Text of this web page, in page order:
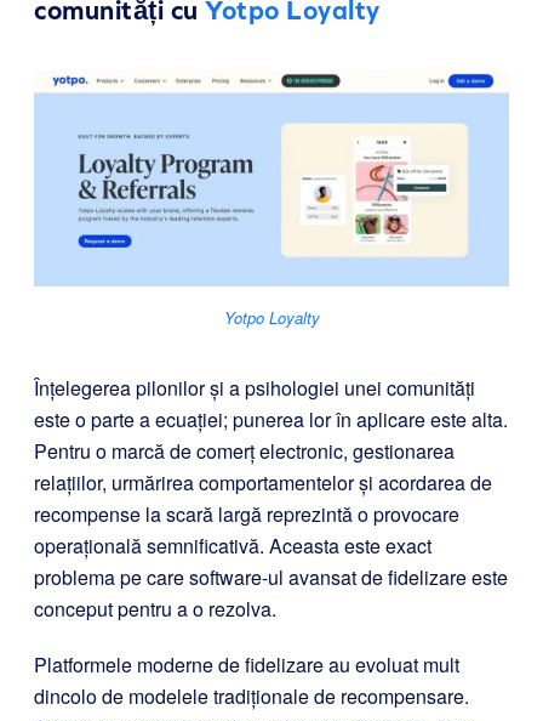
comunități cu Yotpo Loyalty
Yotpo Loyalty
Înțelegerea pilonilor și a psihologiei unei comunități
este o parte a ecuației; punerea lor în aplicare este alta.
Pentru o marcă de comerț electronic, gestionarea
relațiilor, urmărirea comportamentelor și acordarea de
recompense la scară largă reprezintă o provocare
operațională semnificativă. Aceasta este exact
problema pe care software-ul avansat de fidelizare este
conceput pentru a o rezolva.
Platformele moderne de fidelizare au evoluat mult
dincolo de modelele tradiționale de recompensare.